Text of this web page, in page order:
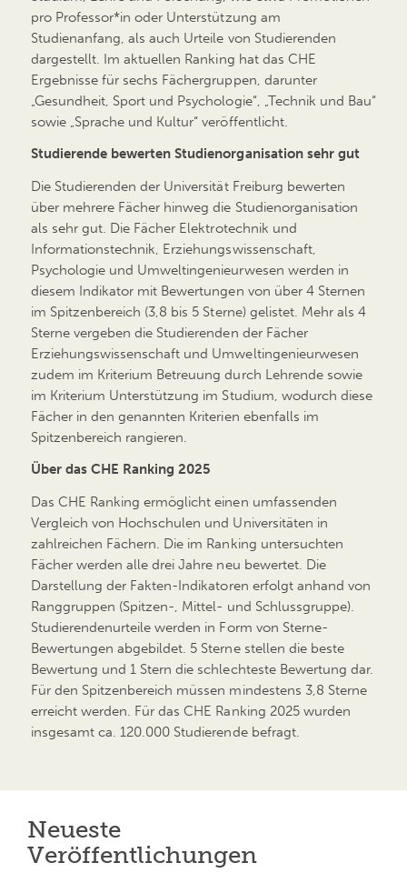
pro Professor*in oder Unterstützung am
Studienanfang, als auch Urteile von Studierenden
dargestellt. Im aktuellen Ranking hat das CHE
Ergebnisse für sechs Fächergruppen, darunter
„Gesundheit, Sport und Psychologie“, „Technik und Bau“
sowie „Sprache und Kultur“ veröffentlicht.
Studierende bewerten Studienorganisation sehr gut
Die Studierenden der Universität Freiburg bewerten
über mehrere Fächer hinweg die Studienorganisation
als sehr gut. Die Fächer Elektrotechnik und
Informationstechnik, Erziehungswissenschaft,
Psychologie und Umweltingenieurwesen werden in
diesem Indikator mit Bewertungen von über 4 Sternen
im Spitzenbereich (3,8 bis 5 Sterne) gelistet. Mehr als 4
Sterne vergeben die Studierenden der Fächer
Erziehungswissenschaft und Umweltingenieurwesen
zudem im Kriterium Betreuung durch Lehrende sowie
im Kriterium Unterstützung im Studium, wodurch diese
Fächer in den genannten Kriterien ebenfalls im
Spitzenbereich rangieren.
Über das CHE Ranking 2025
Das CHE Ranking ermöglicht einen umfassenden
Vergleich von Hochschulen und Universitäten in
zahlreichen Fächern. Die im Ranking untersuchten
Fächer werden alle drei Jahre neu bewertet. Die
Darstellung der Fakten-Indikatoren erfolgt anhand von
Ranggruppen (Spitzen-, Mittel- und Schlussgruppe).
Studierendenurteile werden in Form von Sterne-
Bewertungen abgebildet. 5 Sterne stellen die beste
Bewertung und 1 Stern die schlechteste Bewertung dar.
Für den Spitzenbereich müssen mindestens 3,8 Sterne
erreicht werden. Für das CHE Ranking 2025 wurden
insgesamt ca. 120.000 Studierende befragt.
Neueste
Veröffentlichungen